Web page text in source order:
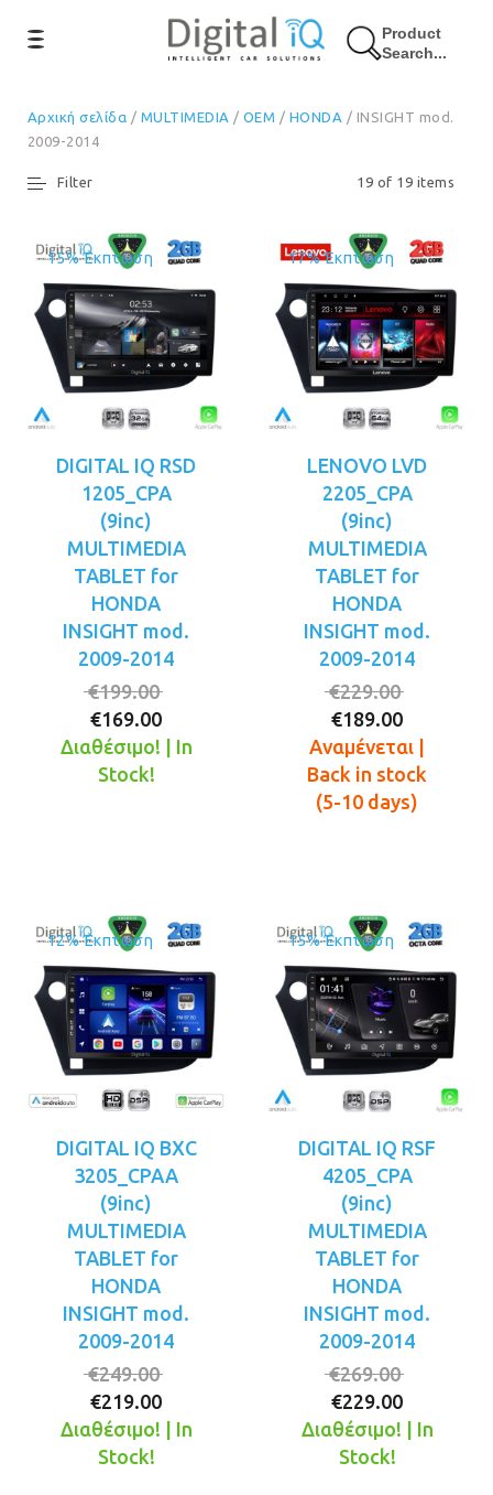
Product
Search...
Αρχική σελίδα / MULTIMEDIA / OEM / HONDA / INSIGHT mod.
2009-2014
19 of 19 items
Filter
15% Έκπτωση
DIGITAL IQ RSD
1205_CPA
(9inc)
MULTIMEDIA
TABLET for
HONDA
INSIGHT mod.
2009-2014
€199.00
was:
€169.00
τρέχουσα
Διαθέσιμο! | In
Stock!
17% Έκπτωση
LENOVO LVD
2205_CPA
(9inc)
MULTIMEDIA
TABLET for
HONDA
INSIGHT mod.
2009-2014
€229.00
was:
€229.00.
€189.00
τιμή
είναι:
Αναμένεται |
Back in stock
(5-10 days)
12% Έκπτωση
DIGITAL IQ BXC
3205_CPAA
(9inc)
MULTIMEDIA
TABLET for
HONDA
INSIGHT mod.
2009-2014
€249.00
was:
€219.00
τρέχουσα
Διαθέσιμο! | In
Stock!
15% Έκπτωση
DIGITAL IQ RSF
4205_CPA
(9inc)
MULTIMEDIA
TABLET for
HONDA
INSIGHT mod.
2009-2014
€269.00
was:
€229.00
Διαθέσιμο! | In
Stock!